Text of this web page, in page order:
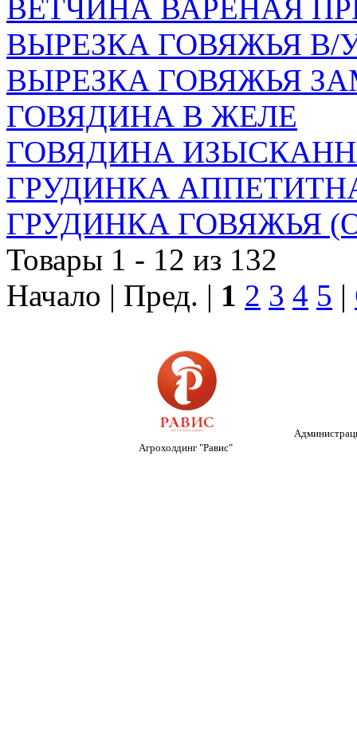
ВЕТЧИНА ВАРЕНАЯ
ВЫРЕЗКА ГОВЯЖЬЯ В/
ВЫРЕЗКА ГОВЯЖЬЯ
ГОВЯДИНА В ЖЕЛЕ
ГОВЯДИНА
ГРУДИНКА
ГРУДИНКА ГОВЯЖЬЯ
Товары 1 - 12 из 132
Начало | Пред. | 1 2 3 4 5 |
Агрохолдинг "Равис"